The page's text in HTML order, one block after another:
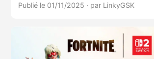
Publié le 01/11/2025 · par LinkyGSK